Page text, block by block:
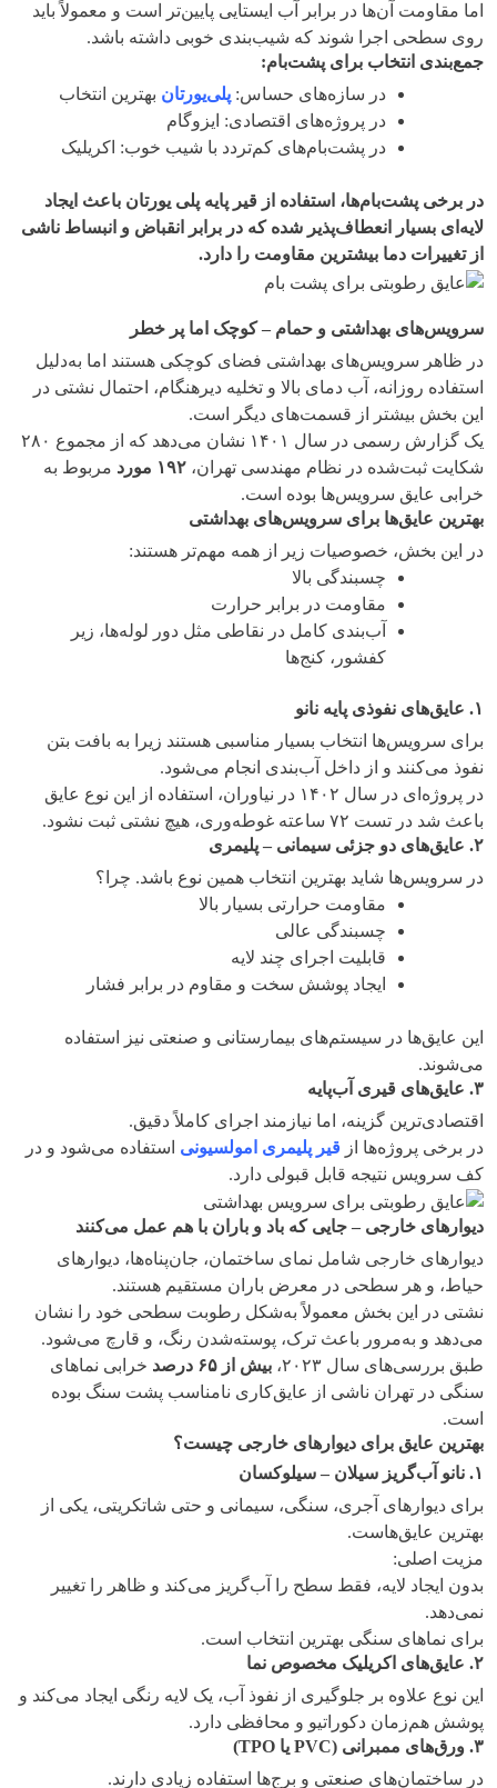
اما مقاومت آن‌ها در برابر آب ایستایی پایین‌تر است و معمولاً باید
روی سطحی اجرا شوند که شیب‌بندی خوبی داشته باشد.
جمع‌بندی انتخاب برای پشت‌بام:
در سازه‌های حساس: پلی‌یورتان بهترین انتخاب
در پروژه‌های اقتصادی: ایزوگام
در پشت‌بام‌های کم‌تردد با شیب خوب: اکریلیک
در برخی پشت‌بام‌ها، استفاده از قیر پایه پلی یورتان باعث ایجاد
لایه‌ای بسیار انعطاف‌پذیر شده که در برابر انقباض و انبساط ناشی
از تغییرات دما بیشترین مقاومت را دارد.
سرویس‌­های بهداشتی و حمام – کوچک اما پر خطر
در ظاهر سرویس‌های بهداشتی فضای کوچکی هستند اما به‌دلیل
استفاده روزانه، آب دمای بالا و تخلیه دیرهنگام، احتمال نشتی در
این بخش بیشتر از قسمت‌های دیگر است.
یک گزارش رسمی در سال ۱۴۰۱ نشان می‌دهد که از مجموع ۲۸۰
شکایت ثبت‌شده در نظام مهندسی تهران، ۱۹۲ مورد مربوط به
خرابی عایق سرویس‌ها بوده است.
بهترین عایق‌ها برای سرویس‌های بهداشتی
در این بخش، خصوصیات زیر از همه مهم‌تر هستند:
چسبندگی بالا
مقاومت در برابر حرارت
آب‌بندی کامل در نقاطی مثل دور لوله‌ها، زیر
کفشور، کنج‌ها
۱. عایق‌های نفوذی پایه نانو
برای سرویس‌ها انتخاب بسیار مناسبی هستند زیرا به بافت بتن
نفوذ می‌کنند و از داخل آب‌بندی انجام می‌شود.
در پروژه‌ای در سال ۱۴۰۲ در نیاوران، استفاده از این نوع عایق
باعث شد در تست ۷۲ ساعته غوطه‌وری، هیچ نشتی ثبت نشود.
۲. عایق‌های دو جزئی سیمانی – پلیمری
در سرویس‌ها شاید بهترین انتخاب همین نوع باشد. چرا؟
مقاومت حرارتی بسیار بالا
چسبندگی عالی
قابلیت اجرای چند لایه
ایجاد پوشش سخت و مقاوم در برابر فشار
این عایق‌ها در سیستم‌های بیمارستانی و صنعتی نیز استفاده
می‌شوند.
۳. عایق‌های قیری آب‌پایه
اقتصادی‌ترین گزینه، اما نیازمند اجرای کاملاً دقیق.
در برخی پروژه‌ها از قیر پلیمری امولسیونی استفاده می‌شود و در
کف سرویس نتیجه قابل قبولی دارد.
دیوارهای خارجی – جایی که باد و باران با هم عمل می‌کنند
دیوارهای خارجی شامل نمای ساختمان، جان‌پناه‌ها، دیوارهای
حیاط، و هر سطحی در معرض باران مستقیم هستند.
نشتی در این بخش معمولاً به‌شکل رطوبت سطحی خود را نشان
می‌دهد و به‌مرور باعث ترک، پوسته‌شدن رنگ، و قارچ می‌شود.
طبق بررسی‌های سال ۲۰۲۳،
بیش از ۶۵ درصد خرابی نماهای
سنگی در تهران ناشی از عایق‌کاری نامناسب پشت سنگ بوده
است.
بهترین عایق برای دیوارهای خارجی چیست؟
۱. نانو آب‌گریز سیلان – سیلوکسان
برای دیوارهای آجری، سنگی، سیمانی و حتی شاتکریتی، یکی از
بهترین عایق‌هاست.
مزیت اصلی:
بدون ایجاد لایه، فقط سطح را آب‌گریز می‌کند و ظاهر را تغییر
نمی‌دهد.
برای نماهای سنگی بهترین انتخاب است.
۲. عایق‌های اکریلیک مخصوص نما
این نوع علاوه بر جلوگیری از نفوذ آب، یک لایه رنگی ایجاد می‌کند و
پوشش هم‌زمان دکوراتیو و محافظی دارد.
۳. ورق‌های ممبرانی (PVC یا
در ساختمان‌های صنعتی و برج‌ها استفاده زیادی دارند.